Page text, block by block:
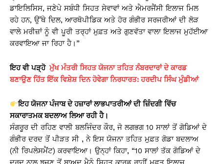
ਡਾਇਲਿਸਿਸ, ਜਣੇਪੇ ਸਬੰਧੀ ਸਿਹਤ ਸੇਵਾਵਾਂ ਅਤੇ ਐਮਰਜੈਂਸੀ ਇਲਾਜ ਮਿਲ
ਰਹੇ ਹਨ, ਉੱਥੇ ਦਿਲ, ਆਰਥੋਪੀਡਿਕ ਅਤੇ ਹੋਰ ਗੰਭੀਰ ਸਰਜਰੀਆਂ ਦੀ ਲੋੜ
ਵਾਲੇ ਮਰੀਜ਼ਾਂ ਨੂੰ ਵੀ ਪੂਰੀ ਤਰ੍ਹਾਂ ਮੁਫ਼ਤ ਅਤੇ ਗੁਣਵੱਤਾ ਵਾਲਾ ਇਲਾਜ ਮੁਹੱਈਆ
ਕਰਵਾਇਆ ਜਾ ਰਿਹਾ ਹੈ।”
ਇਹ ਵੀ ਪੜ੍ਹੋ ਮੁੱਖ ਮੰਤਰੀ ਸਿਹਤ ਯੋਜਨਾ ਤਹਿਤ ਨੰਬਰਦਾਰਾਂ ਦੇ ਕਾਰਡ
ਬਣਾਉਣ ਹਿੱਤ ਇੱਕ ਵਿਸ਼ੇਸ਼ ਦਿਨ ਹੋਵੇਗਾ ਨਿਰਧਾਰਤ: ਹਰਦੀਪ ਸਿੰਘ ਮੁੰਡੀਆਂ
ਇਹ ਯੋਜਨਾ ਪੰਜਾਬ ਦੇ ਹਜ਼ਾਰਾਂ ਲਾਭਪਾਤਰੀਆਂ ਦੀ ਜ਼ਿੰਦਗੀ ਵਿੱਚ
ਸਕਾਰਾਤਮਕ ਬਦਲਾਅ ਲਿਆ ਰਹੀ ਹੈ।
ਸੰਗਰੂਰ ਦੀ ਰਹਿਣ ਵਾਲੀ ਬਲਜਿੰਦਰ ਕੌਰ, ਜੋ ਲਗਭਗ 10 ਸਾਲਾਂ ਤੋਂ ਗੋਡਿਆਂ ਦੇ
ਗੰਭੀਰ ਦਰਦ ਤੋਂ ਪੀੜਤ ਸੀ , ਨੇ ਇਸ ਯੋਜਨਾ ਤਹਿਤ ਮੁਫ਼ਤ ਗੋਡਾ ਬਦਲਾਅ
(ਨੀ ਰਿਪਲੇਸਮੈਂਟ) ਕਰਵਾਇਆ। ਉਨ੍ਹਾਂ ਕਿਹਾ, “10 ਸਾਲਾਂ ਤੱਕ ਗੋਡਿਆਂ ਦੇ